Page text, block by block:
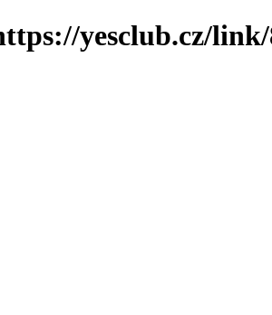
yesclub.cz/link/